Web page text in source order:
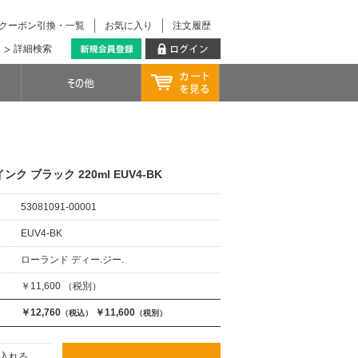
注文履歴
お気に入り
ーポン引換・一覧
詳細検索
ンク ブラック 220ml EUV4-BK
53081091-00001
EUV4-BK
ローランド ディー.ジー.
￥11,600 （税別）
￥12,760 （税込） ￥11,600 （税別）